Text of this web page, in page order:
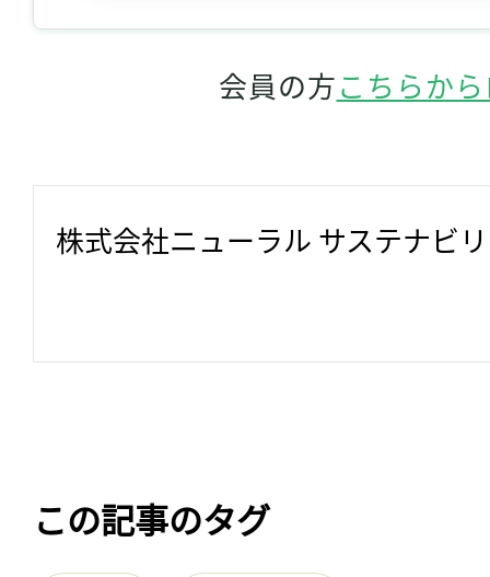
会員の方こちらか
株式会社ニューラル サステナビ
この記事のタグ